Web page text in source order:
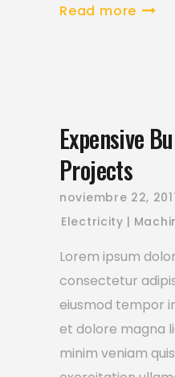
Read more
Expensive
Projects
noviembre 22,
Electricity
Lorem ipsum
consectetur
eiusmod tempor
et dolore magna
minim veniam